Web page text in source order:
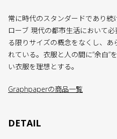
常に時代のスタンダードであり
ローブ 現代の都市生活において
る限りサイズの概念をなくし、
れている。衣服と人の間に”余白”
い衣服を理想とする。
Graphpaperの商品一覧
DETAIL